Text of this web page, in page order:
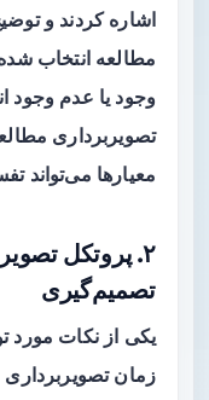
اشاره کردند و
مطالعه انتخاب
وجود یا عدم وجود
تصویربرداری
معیارها می‌تواند
۲. پروتکل
تصمیم‌گیری
یکی از نکات مورد
زمان